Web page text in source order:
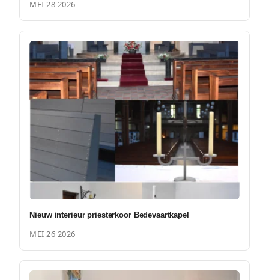
MEI 28 2026
Nieuw interieur priesterkoor Bedevaartkapel
MEI 26 2026